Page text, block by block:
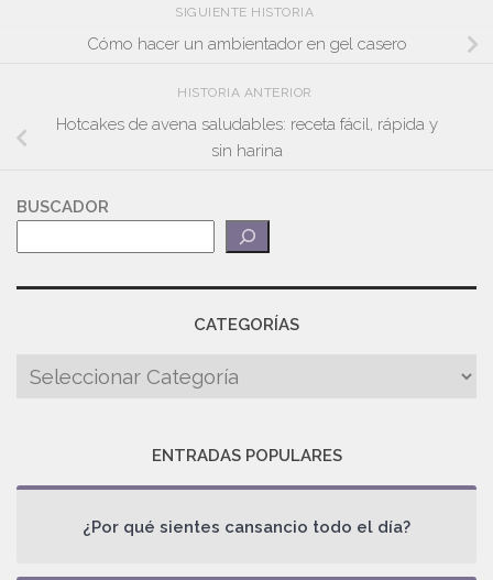
SIGUIENTE HISTORIA
Cómo hacer un ambientador en gel casero
HISTORIA ANTERIOR
Hotcakes de avena saludables: receta fácil, rápida y
sin harina
BUSCADOR
CATEGORÍAS
ENTRADAS POPULARES
¿Por qué sientes cansancio todo el día?